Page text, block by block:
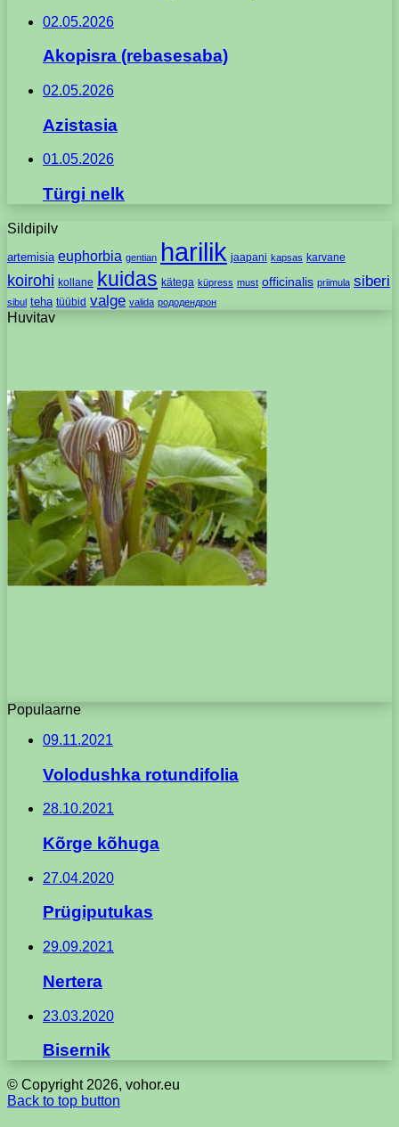
02.05.2026
Akopisra (rebasesaba)
02.05.2026
Azistasia
01.05.2026
Türgi nelk
Sildipilv
artemisia euphorbia gentian harilik jaapani kapsas karvane
koirohi kollane kuidas kätega küpress must officinalis priimula siberi
sibul teha tüübid valge valida рододендрон
Huvitav
Populaarne
09.11.2021
Volodushka rotundifolia
28.10.2021
Kõrge kõhuga
27.04.2020
Prügiputukas
29.09.2021
Nertera
23.03.2020
Bisernik
© Copyright 2026, vohor.eu
Back to top button